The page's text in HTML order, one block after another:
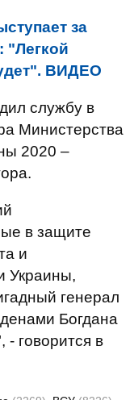
за
"Легкой
ВИДЕО
службу в
Министерства
2020 –
в защите
и
Украины,
генерал
Богдана
- говорится в